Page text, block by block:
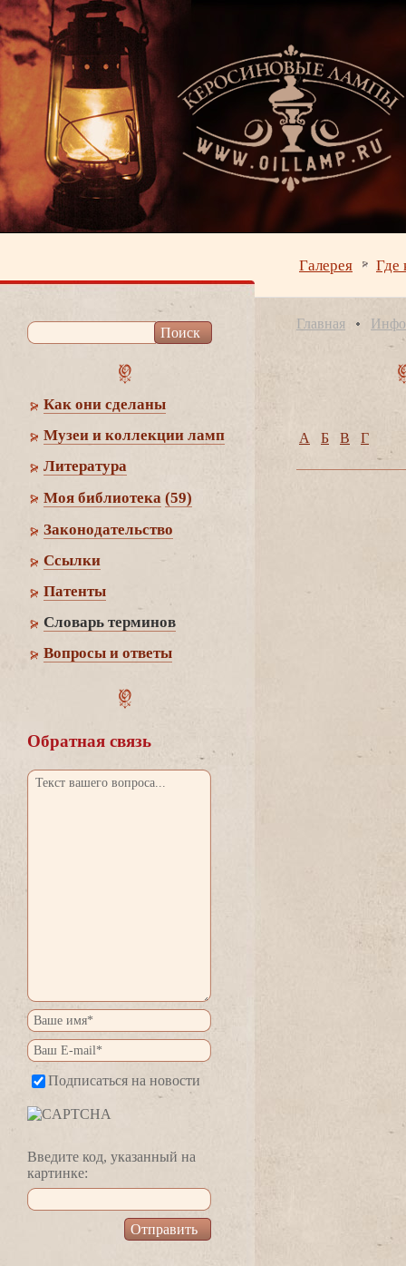
Галерея Где
Как они сделаны
Музеи и коллекции ламп
Литература
Моя библиотека (59)
Законодательство
Cсылки
Патенты
Словарь термино
опросы и ответы
Обратная связь
Подписаться на новости
едите код, указанный на
картинке:
Главная
А Б Г